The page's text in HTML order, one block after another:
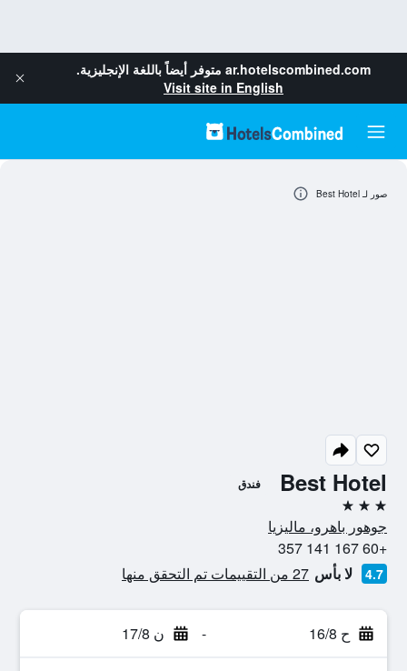
ar.hotelscombined.com متوفر أيضاً باللغة الإنجليزية.
Visit site in English
Best Hotel فندق
3 نجوم
جوهور باهرو، ماليزيا
+60 167 141 357
4.7 لا بأس 27 من التقييمات تم التحقق منها
ح 16/8 - ن 17/8
صور لـ Best Hotel